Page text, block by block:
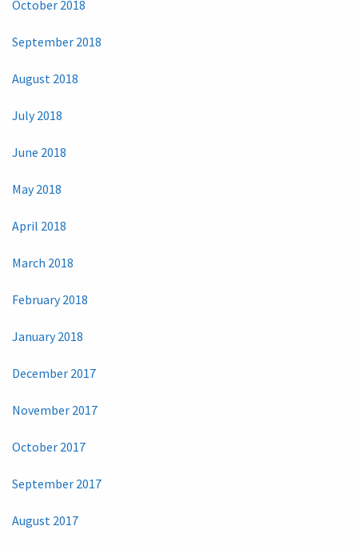
October 2018
September 2018
August 2018
July 2018
June 2018
May 2018
April 2018
March 2018
February 2018
January 2018
December 2017
November 2017
October 2017
September 2017
August 2017